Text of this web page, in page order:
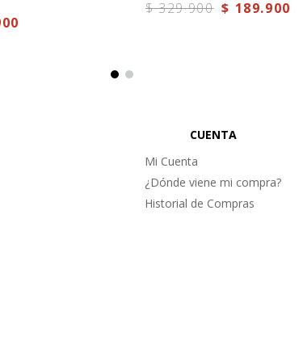
por muchos años.
$ 329.900 $ 189.900
CUENTA
Mi Cuenta
¿Dónde viene mi compra?
Historial de Compras